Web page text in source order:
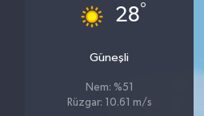
28°
Güneşli
Nem: %51
Rüzgar: 10.61 m/s